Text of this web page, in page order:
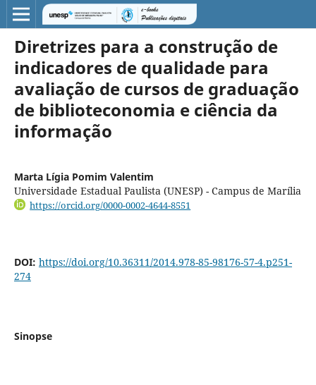
Diretrizes para a construção de
indicadores de qualidade para
avaliação de cursos de graduação
de biblioteconomia e ciência da
informação
Marta Lígia Pomim Valentim
Universidade Estadual Paulista (UNESP) - Campus de Marília
https://orcid.org/0000-0002-4644-8551
DOI: https://doi.org/10.36311/2014.978-85-98176-57-4.p251-
274
Sinopse